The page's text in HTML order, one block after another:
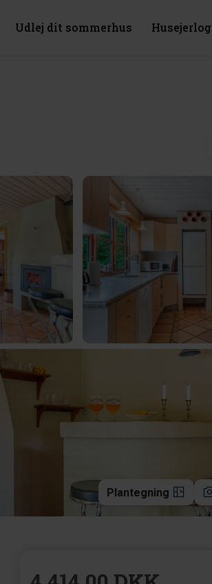
Udlej dit sommerhus
Plantegning